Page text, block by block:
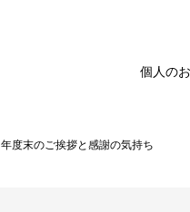
個人の
年度末のご挨拶と感謝の気持ち